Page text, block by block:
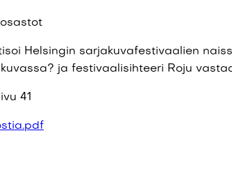
Helsingin sarjakuvafestivaalien
ja festivaalisihteeri Roju
41